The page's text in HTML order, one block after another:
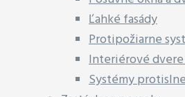
Ľahké fasády
Protipožiarne
Interiérové
Systémy